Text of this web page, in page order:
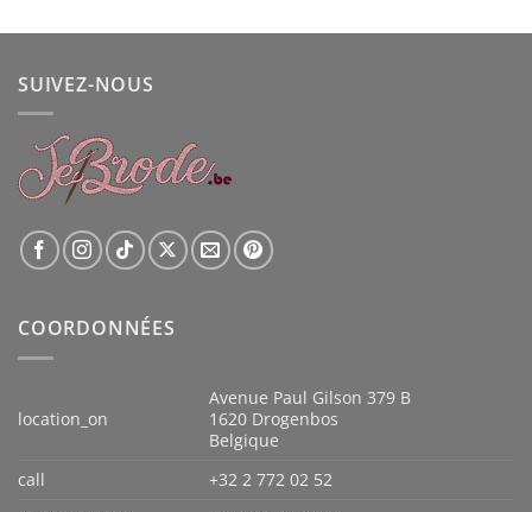
initial
actuel
SUIVEZ-NOUS
COORDONNÉES
location_on
Avenue Paul Gilson 379 B
1620 Drogenbos
Belgique
call
+32 2 772 02 52